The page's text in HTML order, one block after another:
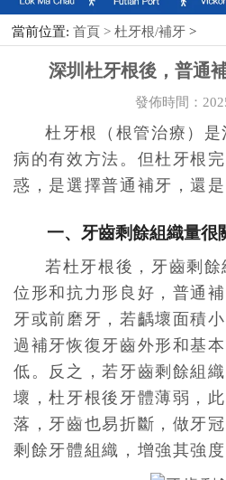
當前位置: 首頁 >杜牙根/補牙 >
深圳杜牙根後，普通
發佈時間：
杜牙根（根管治療）
病的有效方法。但杜牙根
惑，是選擇普通補牙，還
一、牙齒剩餘組織量很
若杜牙根後，牙齒剩
位形和抗力形良好，普通
牙或前磨牙，若齲壞面積
過補牙恢復牙齒外形和基
低。反之，若牙齒剩餘組
壞，杜牙根後牙體薄弱，
落，牙齒也易折斷，做牙
剩餘牙體組織，增強其強度